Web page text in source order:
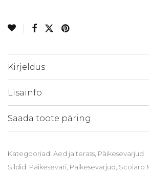
Kirjeldus
Lisainfo
Saada toote päring
Kategooriad: Aed ja terass Päikesevarjud
Sildid: Päikesevari Päikesevarjud Scolaro